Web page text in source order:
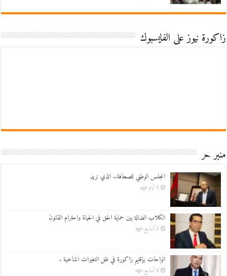
زاكورة نيوز على الفايسبوك
منبر حر
المجلس الوطني للصحافة.. الذي نريد
4 أيام ago
الكلاب الضالة بين حماية الحق في الحياة واحترام القانون
3 أسابيع ago
الواحات بإقليم زاكورة في ظل التغيرات المناخية .
4 أسابيع ago